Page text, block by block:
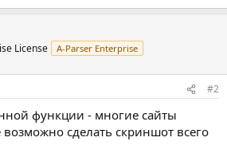
License A-Parser Enterprise
#2
функции - многие сайты
сделать скриншот всего